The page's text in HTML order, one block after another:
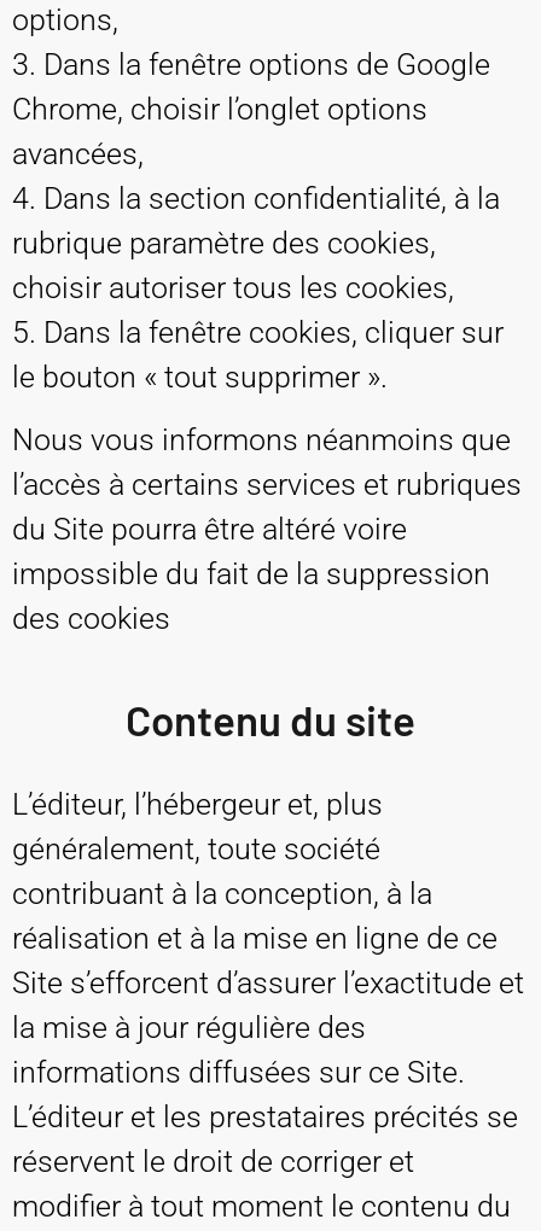
options,
3. Dans la fenêtre options de Google
Chrome, choisir l’onglet options
avancées,
4. Dans la section confidentialité, à la
rubrique paramètre des cookies,
choisir autoriser tous les cookies,
5. Dans la fenêtre cookies, cliquer sur
le bouton « tout supprimer ».
Nous vous informons néanmoins que
l’accès à certains services et rubriques
du Site pourra être altéré voire
impossible du fait de la suppression
des cookies
Contenu du site
L’éditeur, l’hébergeur et, plus
généralement, toute société
contribuant à la conception, à la
réalisation et à la mise en ligne de ce
Site s’efforcent d’assurer l’exactitude et
la mise à jour régulière des
informations diffusées sur ce Site.
L’éditeur et les prestataires précités se
réservent le droit de corriger et
modifier à tout moment le contenu du